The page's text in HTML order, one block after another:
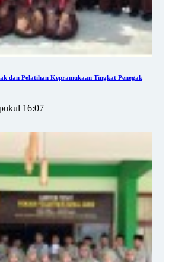
dan Pelatihan Kepramukaan Tingkat Penegak
16:07